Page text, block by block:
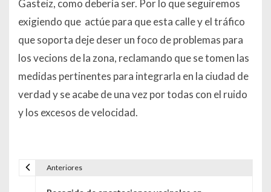
Gasteiz, como debería ser. Por lo que seguiremos
exigiendo que actúe para que esta calle y el tráfico
que soporta deje deser un foco de problemas para
los vecions de la zona, reclamando que se tomen las
medidas pertinentes para integrarla en la ciudad de
verdad y se acabe de una vez por todas con el ruido
y los excesos de velocidad.
Anteriores